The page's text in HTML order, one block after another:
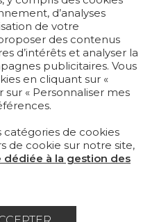
?
d’analyses
de votre
des contenus
d’intérêts et analyser la
publicitaires. Vous
en cliquant sur «
« Personnaliser mes
catégories de cookies
de cookie sur notre site,
à la gestion des